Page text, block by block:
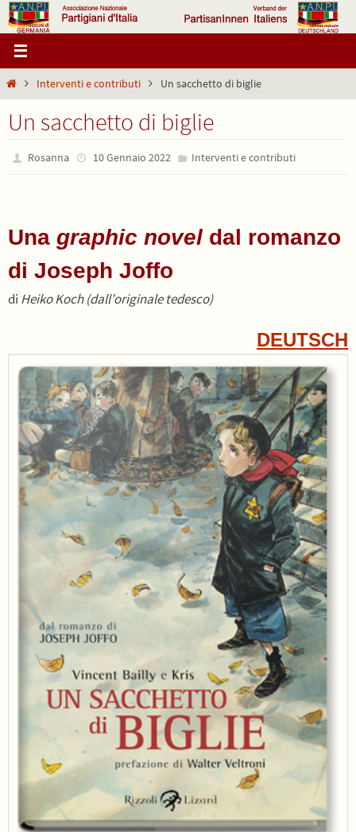
Salta
al
contenuto
HomeInterventi e contributi Un sacchetto di biglie
Un sacchetto di biglie
Rosanna 10 Gennaio 2022 Interventi e contributi
Una graphic noveldal romanzo
di Joseph Joffo
di Heiko Koch (dall’originale tedesco)
DEUTSCH